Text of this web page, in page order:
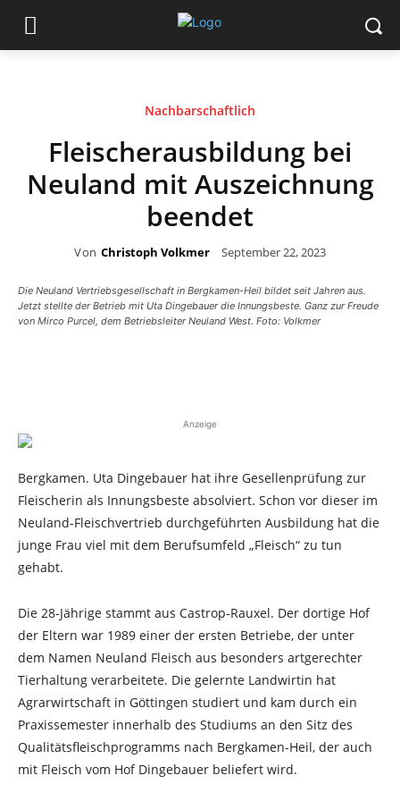
Nachbarschaftlich
Fleischerausbildung bei
Neuland mit Auszeichnung
beendet
Von Christoph Volkmer September 22, 2023
Die Neuland Vertriebsgesellschaft in Bergkamen-Heil bildet seit Jahren aus.
Jetzt stellte der Betrieb mit Uta Dingebauer die Innungsbeste. Ganz zur Freude
von Mirco Purcel, dem Betriebsleiter Neuland West. Foto: Volkmer
Anzeige
Bergkamen. Uta Dingebauer hat ihre Gesellenprüfung zur
Fleischerin als Innungsbeste absolviert. Schon vor dieser im
Neuland-Fleischvertrieb durchgeführten Ausbildung hat die
junge Frau viel mit dem Berufsumfeld „Fleisch“ zu tun
gehabt.
Die 28-Jährige stammt aus Castrop-Rauxel. Der dortige Hof
der Eltern war 1989 einer der ersten Betriebe, der unter
dem Namen Neuland Fleisch aus besonders artgerechter
Tierhaltung verarbeitete. Die gelernte Landwirtin hat
Agrarwirtschaft in Göttingen studiert und kam durch ein
Praxissemester innerhalb des Studiums an den Sitz des
Qualitätsfleischprogramms nach Bergkamen-Heil, der auch
mit Fleisch vom Hof Dingebauer beliefert wird.